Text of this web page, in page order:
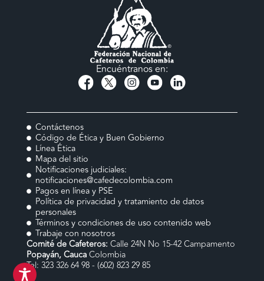
Encuéntranos en:
Contáctenos
Código de Ética y Buen Gobierno
Línea Ética
Mapa del sitio
Notificaciones judiciales:
notificaciones@cafedecolombia.com
Pagos en línea y PSE
Política de privacidad y tratamiento de datos
personales
Términos y condiciones de uso contenido web
Trabaje con nosotros
Comité de Cafeteros: Calle 24N No 15-42 Campamento
Popayán, CaucaColombia
Tel: 323 326 64 98 - (602) 823 29 85